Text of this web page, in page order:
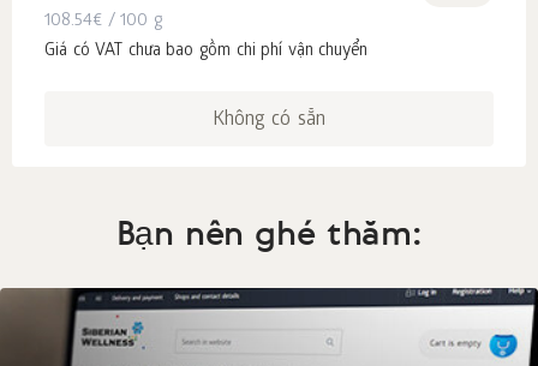
108.54€ / 100 g
Giá có VAT chưa bao gồm chi phí vận chuyển
Không có sẵn
Bạn nên ghé thăm: